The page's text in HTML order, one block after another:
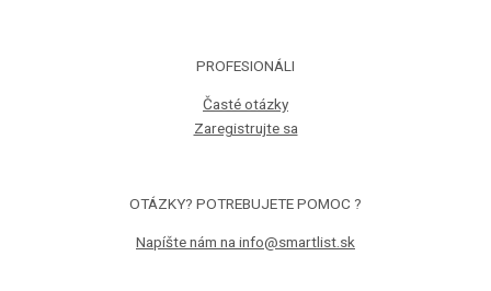
PROFESIONÁLI
Časté otázky
Zaregistrujte sa
OTÁZKY? POTREBUJETE POMOC ?
Napíšte nám na info@smartlist.sk